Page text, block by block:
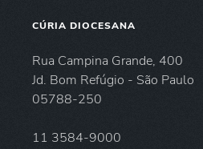
CÚRIA DIOCESANA
Rua Campina Grande, 400
Jd. Bom Refúgio - São Paulo
05788-250
11 3584-9000